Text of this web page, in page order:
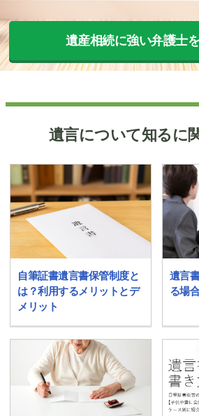
遺産相続に強い弁護士
遺言について知るに
自筆証書遺言書保管制度と
は？利用するメリットとデ
メリット
遺言
る場